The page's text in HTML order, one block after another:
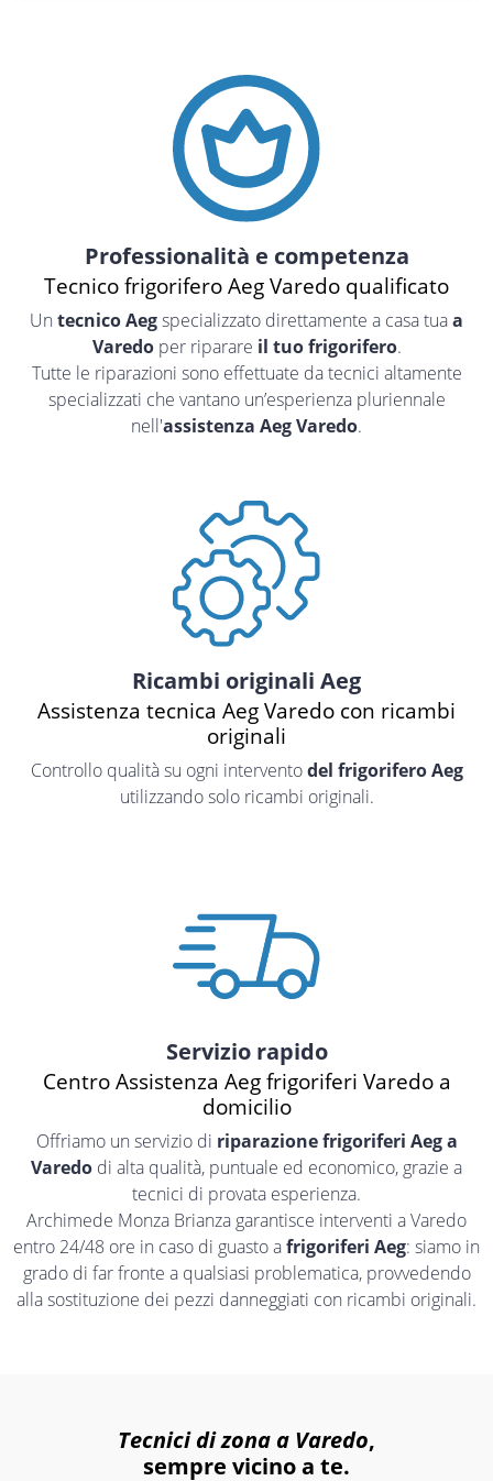
Professionalità e competenza
Tecnico frigorifero Aeg Varedo qualificato
Un tecnico Aegspecializzato direttamente a casa tuaa
Varedoper riparare il tuo frigorifero.
Tutte le riparazioni sono effettuate da tecnici altamente
specializzati che vantano un’esperienza pluriennale
nell'assistenza Aeg Varedo.
Ricambi originali Aeg
Assistenza tecnica Aeg Varedo con ricambi
originali
Controllo qualità su ogni interventodel frigorifero Aeg
utilizzando solo ricambi originali.
Servizio rapido
Centro Assistenza Aeg frigoriferi Varedo a
domicilio
Offriamo un servizio di riparazione frigoriferi Aeg a
Varedo di alta qualità, puntuale ed economico, grazie a
tecnici di provata esperienza.
Archimede Monza Brianza garantisce interventi a Varedo
entro 24/48 ore in caso di guasto afrigoriferi Aeg: siamo in
grado di far fronte a qualsiasi problematica, provvedendo
alla sostituzione dei pezzi danneggiati con ricambi originali.
Tecnici di zona a Varedo,
sempre vicino a te.